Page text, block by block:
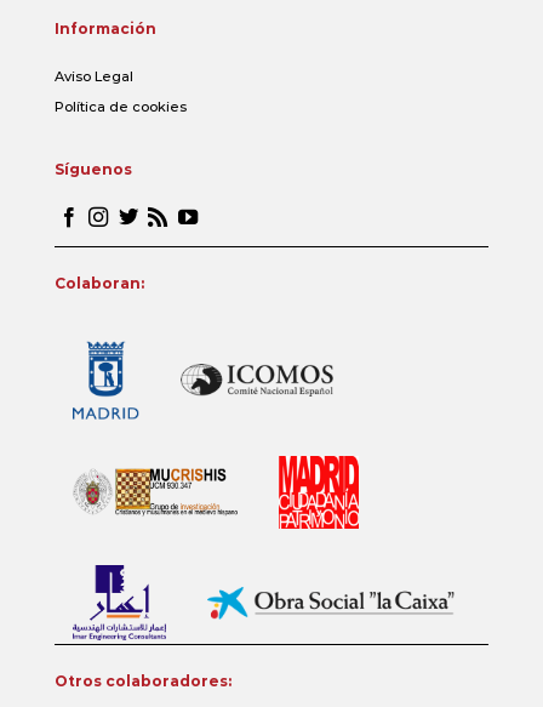
Información
Aviso Legal
Política de cookies
Síguenos
Colaboran:
Otros colaboradores: